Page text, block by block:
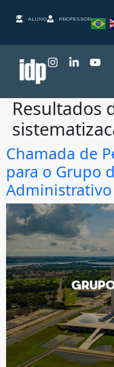
ALUNO PROFESSOR
Resultados
Chamada de
para o Grupo